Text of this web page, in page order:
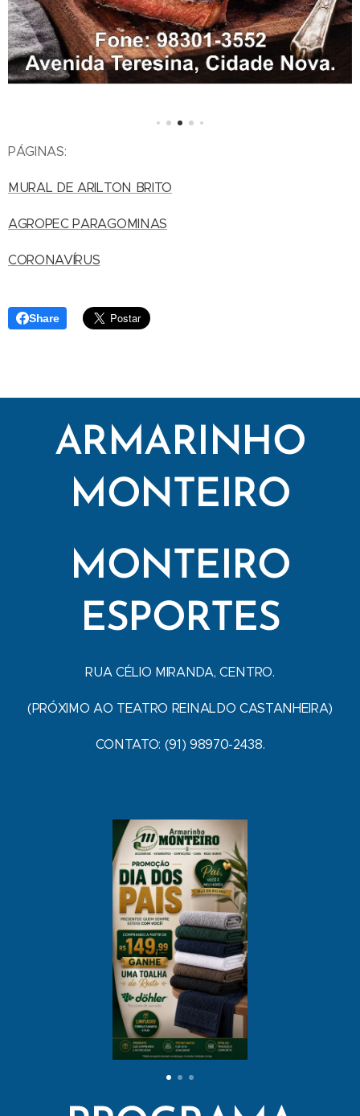
PÁGINAS:
MURAL DE ARILTON BRITO
AGROPEC PARAGOMINAS
CORONAVÍRUS
Share
ARMARINHO
MONTEIRO
MONTEIRO
ESPORTES
RUA CÉLIO MIRANDA, CENTRO.
(PRÓXIMO AO TEATRO REINALDO CASTANHEIRA)
CONTATO: (91) 98970-2438.